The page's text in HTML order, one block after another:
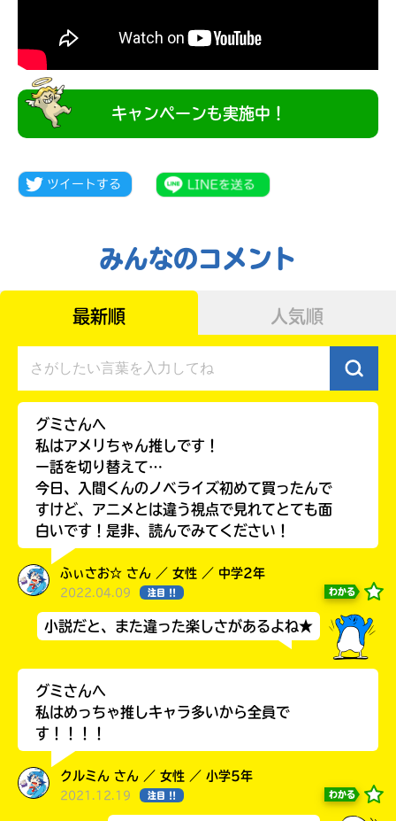
見られる
キャンペーンも実施中！
みんなのコメント
最新順 人気順
グミさんへ
私はアメリちゃん推しです！
ー話を切り替えて…
今日、入間くんのノベライズ初めて買ったんで
すけど、アニメとは違う視点で見れてとても面
白いです！是非、読んでみてください！
ふぃさお☆ さん ／ 女性 ／ 中学2年
2022.04.09 注目 !! わかる
小説だと、また違った楽しさがあるよね★
グミさんへ
私はめっちゃ推しキャラ多いから全員で
す！！！！
クルミん さん ／ 女性 ／ 小学5年
2021.12.19 注目 !! わかる